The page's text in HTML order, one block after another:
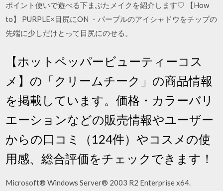
ポイント使いで遊べる下まぶたメイクを紹介します♡ 【How
to】 PURPLE×目尻にON ・パープルのアイシャドウをチップの
先端に少しだけとって目尻にのせる。
【ホットペッパービューティーコス
メ】の「クリームチーク」の商品情報
を掲載しています。価格・カラーバリ
エーションなどの販売情報やユーザー
からの口コミ（124件）やコスメの使
用感、総合評価をチェックできます！
Microsoft® Windows Server® 2003 R2 Enterprise x64.